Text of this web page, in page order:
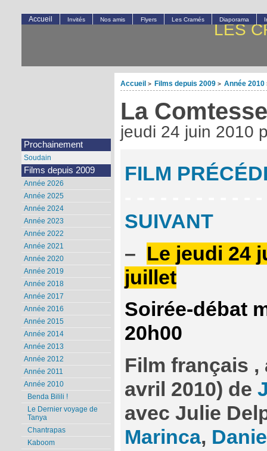
LES
Accueil > Films depuis 2009 > Année 2010
La Comtesse
jeudi 24 juin 2010
FILM
SUIVANT
– Le jeudi 24
juillet
Soirée-débat
20h00
Film français ,
avril 2010) de
avec Julie
Marinca,
Accueil Invités Nos amis Flyers Les Cramés Diaporama
Prochainement
Soudain
Films depuis 2009
Année 2026
Année 2025
Année 2024
Année 2023
Année 2022
Année 2021
Année 2020
Année 2019
Année 2018
Année 2017
Année 2016
Année 2015
Année 2014
Année 2013
Année 2012
Année 2011
Année 2010
Benda Bilili !
Le Dernier voyage de
Tanya
Chantrapas
Kaboom